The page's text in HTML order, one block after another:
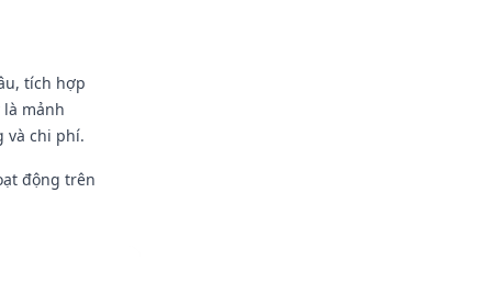
tích hợp
mảnh
và chi phí.
động trên